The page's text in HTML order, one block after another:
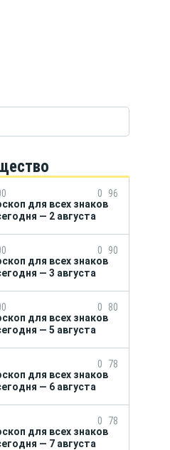
0
96
для всех знаков
— 2 августа
0
90
для всех знаков
— 3 августа
0
80
для всех знаков
— 5 августа
0
78
для всех знаков
— 6 августа
0
78
для всех знаков
— 7 августа